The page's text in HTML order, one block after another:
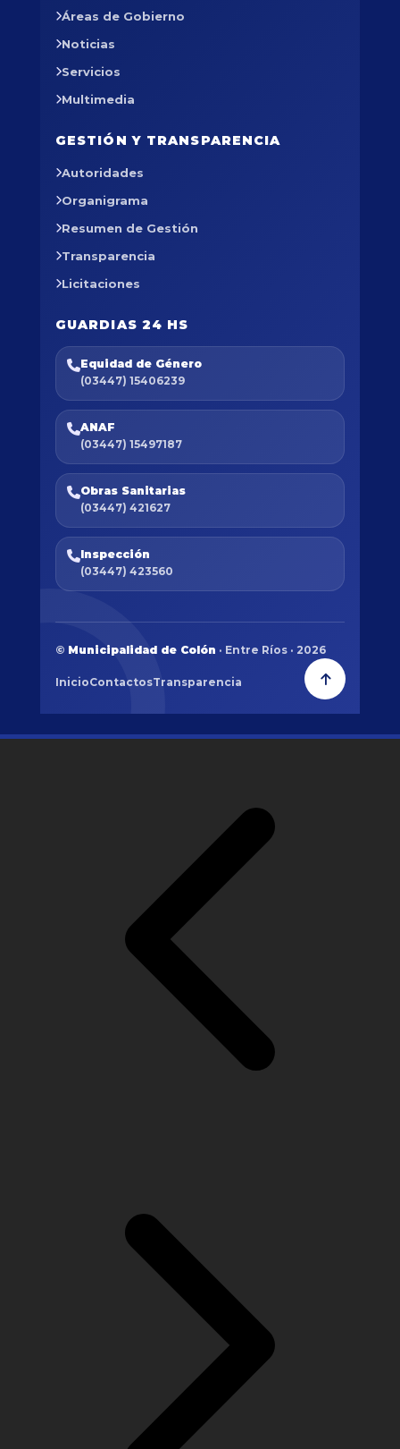
Áreas de Gobierno
Noticias
Servicios
Multimedia
GESTIÓN Y TRANSPARENCIA
Autoridades
Organigrama
Resumen de Gestión
Transparencia
Licitaciones
GUARDIAS 24 HS
Equidad de Género
(03447) 15406239
ANAF
(03447) 15497187
Obras Sanitarias
(03447) 421627
Inspección
(03447) 423560
© Municipalidad de Colón · Entre Ríos · 2026
InicioContactosTransparencia